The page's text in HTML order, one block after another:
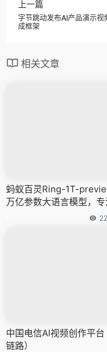
上一篇
字节跳动发布AI产品演示视
成框架
相关文章
蚂蚁百灵Ring-1T-
万亿参数大语言模型，专
中国电信AI视频创作平台
链路）